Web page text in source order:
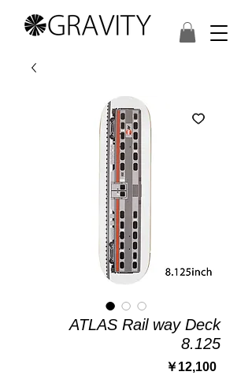
ATLAS Rail way Deck
8.125
￥12,100価